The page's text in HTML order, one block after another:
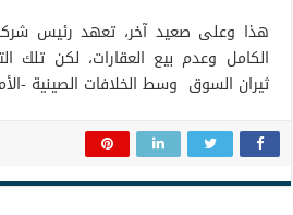
هذا وعلى صعيد آخر، تعهد رئيس شركة
الكامل وعدم بيع العقارات، لكن
ثيران السوق وسط الخلافات الصينية -